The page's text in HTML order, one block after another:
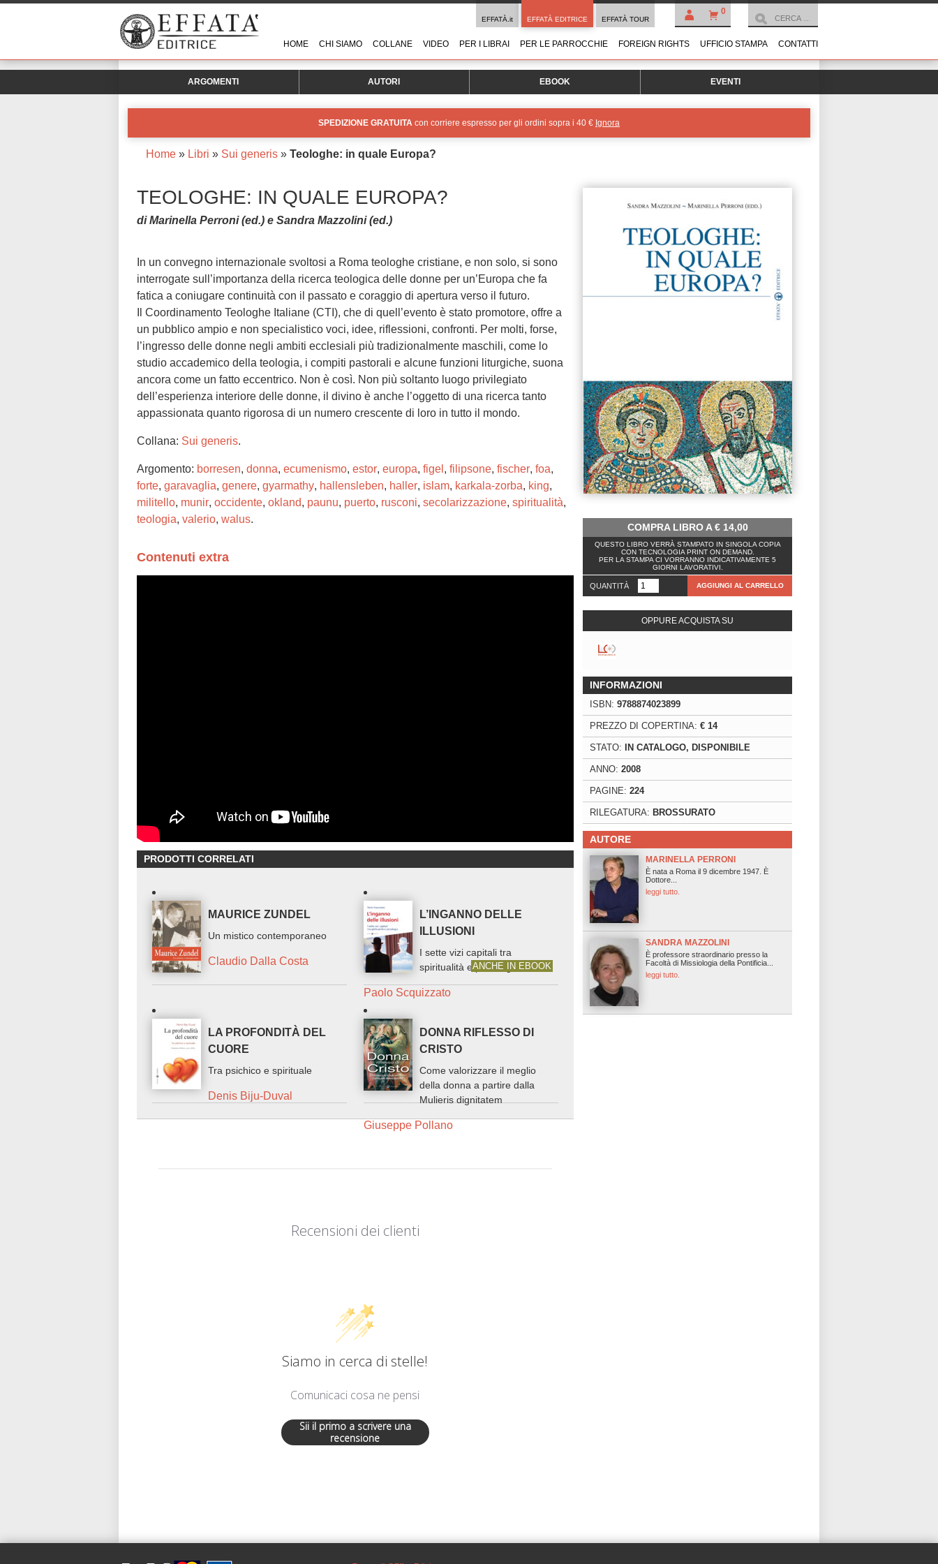
0
EFFATÀ.it EFFATÀ EDITRICE EFFATÀ TOUR
HOME CHI SIAMO COLLANE VIDEO PER I LIBRAI PER LE PARROCCHIE FOREIGN RIGHTS UFFICIO STAMPA CONTATTI
ARGOMENTI AUTORI EBOOK EVENTI
SPEDIZIONE GRATUITA con corriere espresso per gli ordini sopra i 40 € Ignora
Home » Libri » Sui generis » Teologhe: in quale Europa?
COMPRA LIBRO A€14,00
QUESTO LIBRO VERRÀ STAMPATO IN SINGOLA COPIA
CON TECNOLOGIA PRINT ON DEMAND.
PER LA STAMPA CI VORRANNO INDICATIVAMENTE 5
GIORNI LAVORATIVI.
QUANTITÀ AGGIUNGI AL CARRELLO
OPPURE ACQUISTA SU
INFORMAZIONI
ISBN: 9788874023899
PREZZO DI COPERTINA: € 14
STATO: IN CATALOGO, DISPONIBILE
ANNO: 2008
PAGINE: 224
RILEGATURA: BROSSURATO
AUTORE
MARINELLA PERRONI
È nata a Roma il 9 dicembre 1947. È
Dottore...
leggi tutto.
SANDRA MAZZOLINI
È professore straordinario presso la
Facoltà di Missiologia della Pontificia...
leggi tutto.
TEOLOGHE: IN QUALE EUROPA?
di Marinella Perroni (ed.) e Sandra Mazzolini (ed.)
In un convegno internazionale svoltosi a Roma teologhe cristiane, e non solo, si sono
interrogate sull’importanza della ricerca teologica delle donne per un’Europa che fa
fatica a coniugare continuità con il passato e coraggio di apertura verso il futuro.
Il Coordinamento Teologhe Italiane (CTI), che di quell’evento è stato promotore, offre a
un pubblico ampio e non specialistico voci, idee, riflessioni, confronti. Per molti, forse,
l’ingresso delle donne negli ambiti ecclesiali più tradizionalmente maschili, come lo
studio accademico della teologia, i compiti pastorali e alcune funzioni liturgiche, suona
ancora come un fatto eccentrico. Non è così. Non più soltanto luogo privilegiato
dell’esperienza interiore delle donne, il divino è anche l’oggetto di una ricerca tanto
appassionata quanto rigorosa di un numero crescente di loro in tutto il mondo.
Collana: Sui generis.
Argomento: borresen, donna, ecumenismo, estor, europa, figel , filipsone, fischer, foa,
forte, garavaglia, genere, gyarmathy, hallensleben, haller, islam, karkala-zorba, king,
militello, munir, occidente, okland, paunu, puerto, rusconi, secolarizzazione, spiritualità,
teologia, valerio, walus.
Contenuti extra
PRODOTTI CORRELATI
MAURICE ZUNDEL
Un mistico contemporaneo
Claudio Dalla Costa
L’INGANNO DELLE
ILLUSIONI
I sette vizi capitali tra
spiritualità e psicologia
Paolo Scquizzato
ANCHE IN EBOOK
LA PROFONDITÀ DEL
CUORE
Tra psichico e spirituale
Denis Biju-Duval
DONNA RIFLESSO DI
CRISTO
Come valorizzare il meglio
della donna a partire dalla
Mulieris dignitatem
Giuseppe Pollano
Recensioni dei clienti
Siamo in cerca di stelle!
Comunicaci cosa ne pensi
Sii il primo a scrivere una
recensione